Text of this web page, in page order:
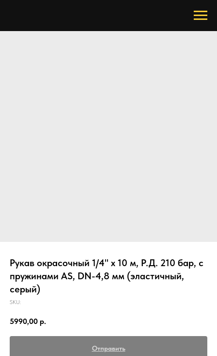
Рукав окрасочный 1/4" х 10 м, Р.Д. 210 бар, с
пружинами AS, DN-4,8 мм (эластичный,
серый)
SKU:
5990,00 р.
Отправить